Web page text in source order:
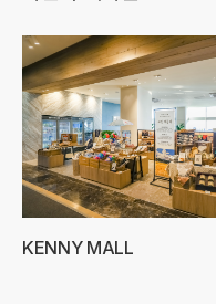
KENNY MALL